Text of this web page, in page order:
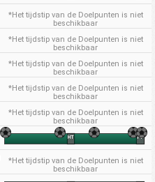
*Het tijdstip van de Doelpunten is niet
beschikbaar
*Het tijdstip van de Doelpunten is niet
beschikbaar
*Het tijdstip van de Doelpunten is niet
beschikbaar
*Het tijdstip van de Doelpunten is niet
beschikbaar
*Het tijdstip van de Doelpunten is niet
beschikbaar
HT FT
*Het tijdstip van de Doelpunten is niet
beschikbaar